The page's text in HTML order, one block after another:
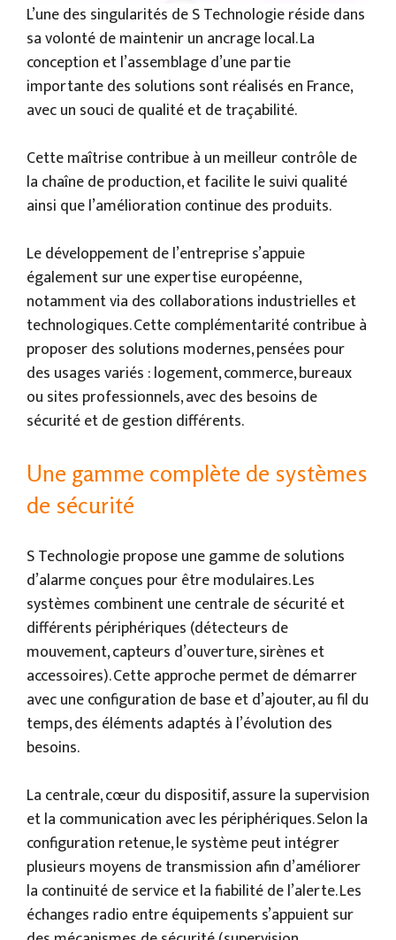
L’une des singularités de S Technologie réside dans
sa volonté de maintenir un ancrage local. La
conception et l’assemblage d’une partie
importante des solutions sont réalisés en France,
avec un souci de qualité et de traçabilité.
Cette maîtrise contribue à un meilleur contrôle de
la chaîne de production, et facilite le suivi qualité
ainsi que l’amélioration continue des produits.
Le développement de l’entreprise s’appuie
également sur une expertise européenne,
notamment via des collaborations industrielles et
technologiques. Cette complémentarité contribue à
proposer des solutions modernes, pensées pour
des usages variés : logement, commerce, bureaux
ou sites professionnels, avec des besoins de
sécurité et de gestion différents.
Une gamme complète de systèmes
de sécurité
S Technologie propose une gamme de solutions
d’alarme conçues pour être modulaires. Les
systèmes combinent une centrale de sécurité et
différents périphériques (détecteurs de
mouvement, capteurs d’ouverture, sirènes et
accessoires). Cette approche permet de démarrer
avec une configuration de base et d’ajouter, au fil du
temps, des éléments adaptés à l’évolution des
besoins.
La centrale, cœur du dispositif, assure la supervision
et la communication avec les périphériques. Selon la
configuration retenue, le système peut intégrer
plusieurs moyens de transmission afin d’améliorer
la continuité de service et la fiabilité de l’alerte. Les
échanges radio entre équipements s’appuient sur